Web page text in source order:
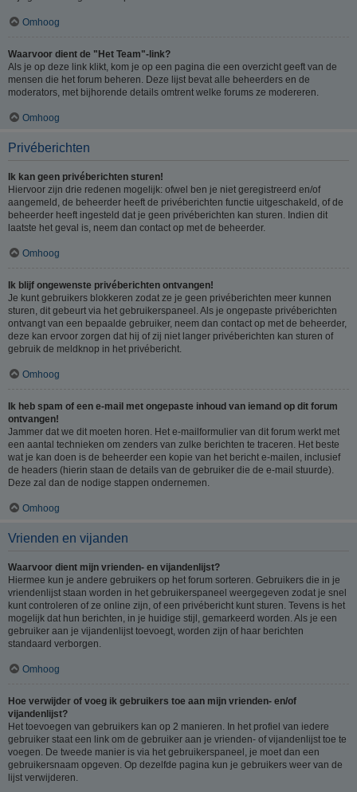
Omhoog
Waarvoor dient de "Het Team"-link?
Als je op deze link klikt, kom je op een pagina die een overzicht geeft van de
mensen die het forum beheren. Deze lijst bevat alle beheerders en de
moderators, met bijhorende details omtrent welke forums ze modereren.
Omhoog
Privéberichten
Ik kan geen privéberichten sturen!
Hiervoor zijn drie redenen mogelijk: ofwel ben je niet geregistreerd en/of
aangemeld, de beheerder heeft de privéberichten functie uitgeschakeld, of de
beheerder heeft ingesteld dat je geen privéberichten kan sturen. Indien dit
laatste het geval is, neem dan contact op met de beheerder.
Omhoog
Ik blijf ongewenste privéberichten ontvangen!
Je kunt gebruikers blokkeren zodat ze je geen privéberichten meer kunnen
sturen, dit gebeurt via het gebruikerspaneel. Als je ongepaste privéberichten
ontvangt van een bepaalde gebruiker, neem dan contact op met de beheerder,
deze kan ervoor zorgen dat hij of zij niet langer privéberichten kan sturen of
gebruik de meldknop in het privébericht.
Omhoog
Ik heb spam of een e-mail met ongepaste inhoud van iemand op dit forum
ontvangen!
Jammer dat we dit moeten horen. Het e-mailformulier van dit forum werkt met
een aantal technieken om zenders van zulke berichten te traceren. Het beste
wat je kan doen is de beheerder een kopie van het bericht e-mailen, inclusief
de headers (hierin staan de details van de gebruiker die de e-mail stuurde).
Deze zal dan de nodige stappen ondernemen.
Omhoog
Vrienden en vijanden
Waarvoor dient mijn vrienden- en vijandenlijst?
Hiermee kun je andere gebruikers op het forum sorteren. Gebruikers die in je
vriendenlijst staan worden in het gebruikerspaneel weergegeven zodat je snel
kunt controleren of ze online zijn, of een privébericht kunt sturen. Tevens is het
mogelijk dat hun berichten, in je huidige stijl, gemarkeerd worden. Als je een
gebruiker aan je vijandenlijst toevoegt, worden zijn of haar berichten
standaard verborgen.
Omhoog
Hoe verwijder of voeg ik gebruikers toe aan mijn vrienden- en/of
vijandenlijst?
Het toevoegen van gebruikers kan op 2 manieren. In het profiel van iedere
gebruiker staat een link om de gebruiker aan je vrienden- of vijandenlijst toe te
voegen. De tweede manier is via het gebruikerspaneel, je moet dan een
gebruikersnaam opgeven. Op dezelfde pagina kun je gebruikers weer van de
lijst verwijderen.